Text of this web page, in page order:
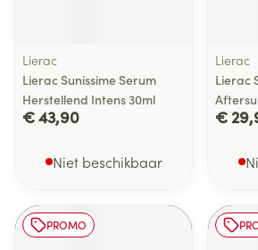
Lierac
Lierac Sunissime Serum
Herstellend Intens 30ml
€ 43,90
Niet beschikbaar
Lierac
Lierac
€
PROMO